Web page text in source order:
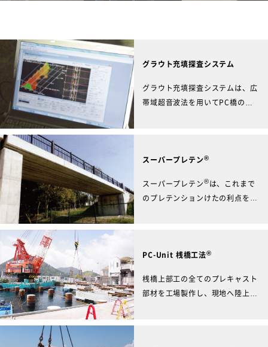
グラウト充填探査システム
グラウト充填探査システムは、広
帯域超音波法を用いてPC橋のグ
スーパープレテン®
スーパープレテン®は、これまで
のプレテンションけたの利点をさ
PC-Unit 桟橋工法®
桟橋上部工の全てのプレキャスト
部材を工場製作し、現地へ陸上輸